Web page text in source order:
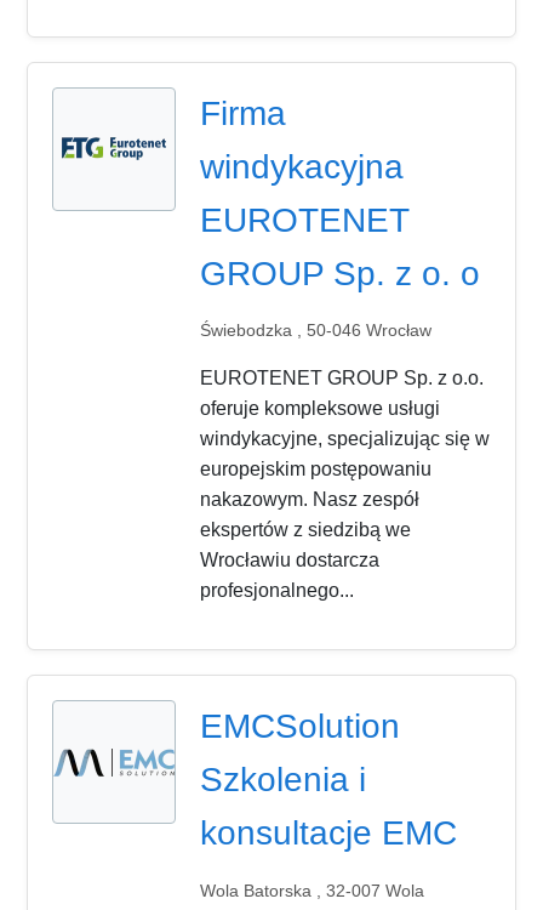
Firma
windykacyjna
EUROTENET
GROUP Sp. z o. o
Świebodzka , 50-046 Wrocław
EUROTENET GROUP Sp. z o.o.
oferuje kompleksowe usługi
windykacyjne, specjalizując się w
europejskim postępowaniu
nakazowym. Nasz zespół
ekspertów z siedzibą we
Wrocławiu dostarcza
profesjonalnego...
EMCSolution
Szkolenia i
konsultacje EMC
Wola Batorska , 32-007 Wola